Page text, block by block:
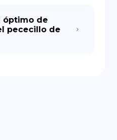
óptimo de
pececillo de